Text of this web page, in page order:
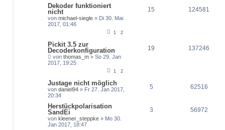
Dekoder funktioniert
nicht
von michael-siegle » Di 30. Mai
2017, 01:46
1 2
15 124581
Pickit 3.5 zur
Decoderkonfiguration
von thomas_m » So 29. Jan
2017, 19:25
1 2
19 137246
Justage nicht möglich
von daniel94 » Fr 27. Jan 2017,
20:34
5 62516
Herstückpolarisation
SandEi
von kleener_steppke » Mo 30.
Jan 2017, 18:47
3 56972